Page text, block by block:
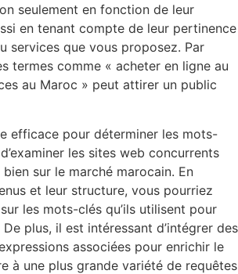
seulement en fonction de leur
en tenant compte de leur pertinence
services que vous proposez. Par
termes comme « acheter en ligne au
au Maroc » peut attirer un public
efficace pour déterminer les mots-
les sites web concurrents
sur le marché marocain. En
et leur structure, vous pourriez
les mots-clés qu’ils utilisent pour
plus, il est intéressant d’intégrer des
associées pour enrichir le
à une plus grande variété de requêtes